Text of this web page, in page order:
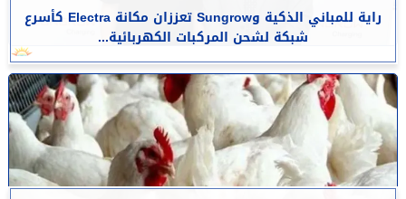
راية للمباني الذكية وSungrow تعززان مكانة Electra كأسرع
شبكة لشحن المركبات الكهربائية...